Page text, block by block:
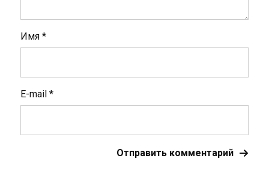
Имя *
E-mail *